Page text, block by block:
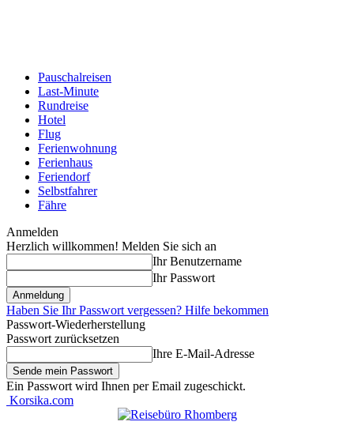
Pauschalreisen
Last-Minute
Rundreise
Hotel
Flug
Ferienwohnung
Ferienhaus
Feriendorf
Selbstfahrer
Fähre
Anmelden
Herzlich willkommen! Melden Sie sich an
Ihr Benutzername
Ihr Passwort
Haben Sie Ihr Passwort vergessen? Hilfe bekommen
Passwort-Wiederherstellung
Passwort zurücksetzen
Ihre E-Mail-Adresse
Ein Passwort wird Ihnen per Email zugeschickt.
Korsika.com